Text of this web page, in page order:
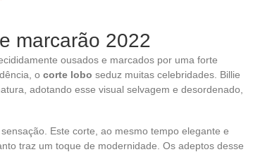
marcarão 2022
ousados e marcados por uma forte
o corte lobo seduz muitas celebridades. Billie
adotando esse visual selvagem e desordenado,
Este corte, ao mesmo tempo elegante e
traz um toque de modernidade. Os adeptos desse